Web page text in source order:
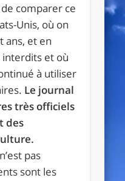
de comparer ce
Unis, où on
ans, et en
interdits et où
à utiliser
Le journal
très officiels
des
pas
sont les